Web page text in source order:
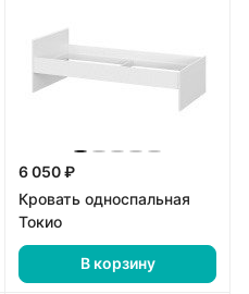
6 050 ₽
Кровать односпальная
Токио
В корзину